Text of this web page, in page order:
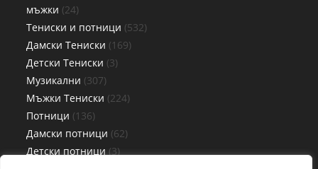
мъжки 24
Тениски и потници 532
Дамски Тениски 169
Детски Тениски 3
Музикални 307
Мъжки Тениски 224
Потници 136
Дамски потници 62
Детски потници 3